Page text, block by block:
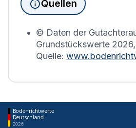
Bodenrichtwerts des
Quellen
© Daten der
Grundstückswerte 2026,
Quelle:
Bodenrichtwerte
Deutschland
2026